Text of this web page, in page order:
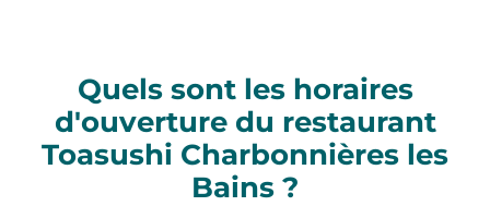
Quels sont les horaires
d'ouverture du restaurant
Toasushi Charbonnières les
Bains ?